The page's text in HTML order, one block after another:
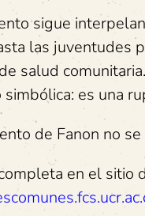
sigue
las juventudes
salud
simbólica: es una
de Fanon no
en el sitio